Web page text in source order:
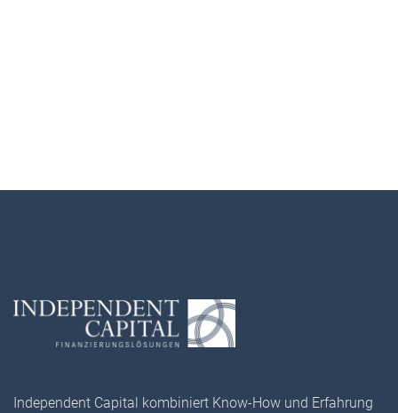
Independent Capital kombiniert Know-How und Erfahrung